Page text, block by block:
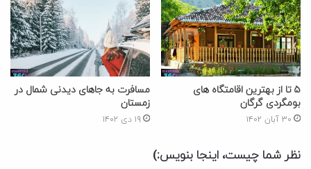
۵ تا از بهترین اقامتگاه های
بومگردی گرگان
۳۰ آبان ۱۴۰۲
مسافرت به جاهای دیدنی شمال در
زمستان
۱۹ دی ۱۴۰۲
نظر شما چیست، اینجا بنویس:)